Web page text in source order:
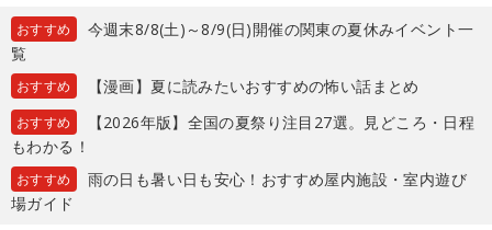
おすすめ
今週末8/8(土)～8/9(日)開催の関東の夏休みイベント一
覧
おすすめ 【漫画】夏に読みたいおすすめの怖い話まとめ
おすすめ
【2026年版】全国の夏祭り注目27選。見どころ・日程
もわかる！
おすすめ
雨の日も暑い日も安心！おすすめ屋内施設・室内遊び
場ガイド